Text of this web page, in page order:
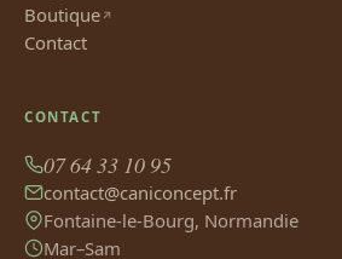
Boutique
Contact
CONTACT
07 64 33 10 95
contact@caniconcept.fr
Fontaine-le-Bourg, Normandie
Mar–Sam